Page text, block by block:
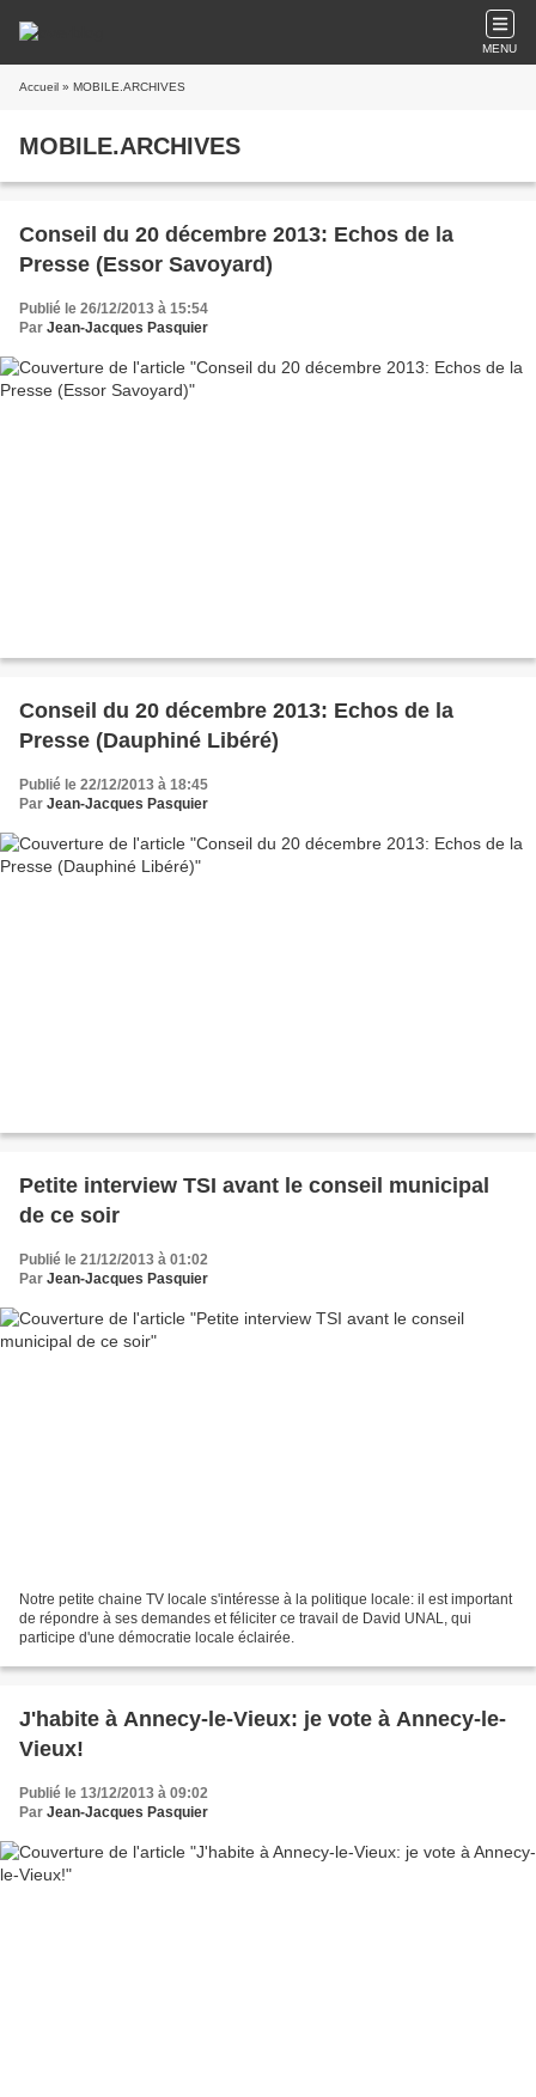
MENU
Accueil » MOBILE.ARCHIVES
MOBILE.ARCHIVES
Conseil du 20 décembre 2013: Echos de la
Presse (Essor Savoyard)
Publié le 26/12/2013 à 15:54
Par Jean-Jacques Pasquier
Conseil du 20 décembre 2013: Echos de la
Presse (Dauphiné Libéré)
Publié le 22/12/2013 à 18:45
Par Jean-Jacques Pasquier
Petite interview TSI avant le conseil municipal
de ce soir
Publié le 21/12/2013 à 01:02
Par Jean-Jacques Pasquier
Notre petite chaine TV locale s'intéresse à la politique locale: il est important
de répondre à ses demandes et féliciter ce travail de David UNAL, qui
participe d'une démocratie locale éclairée.
J'habite à Annecy-le-Vieux: je vote à Annecy-le-
Vieux!
Publié le 13/12/2013 à 09:02
Par Jean-Jacques Pasquier